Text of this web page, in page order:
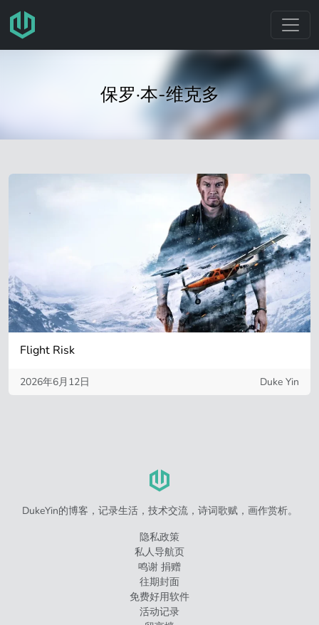
跳转至主要内容
保罗·本-维克多
Flight Risk
2026年6月12日 Duke Yin
DukeYin的博客，记录生活，技术交流，诗词歌赋，画作赏析。
隐私政策
私人导航页
鸣谢 捐赠
往期封面
免费好用软件
活动记录